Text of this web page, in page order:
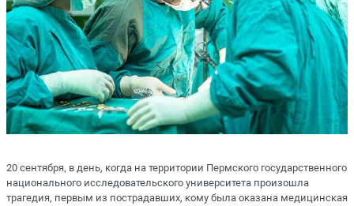
20 сентября, в день, когда на территории Пермского государственного
национального исследовательского университета произошла
трагедия, первым из пострадавших, кому была оказана медицинская